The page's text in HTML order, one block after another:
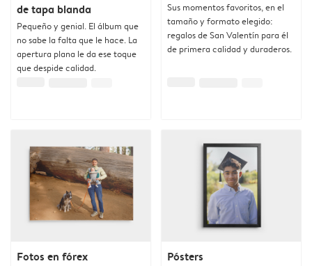
de tapa blanda
Pequeño y genial. El álbum que
no sabe la falta que le hace. La
apertura plana le da ese toque
que despide calidad.
Sus momentos favoritos, en el
tamaño y formato elegido:
regalos de San Valentín para él
de primera calidad y duraderos.
Fotos en fórex Pósters